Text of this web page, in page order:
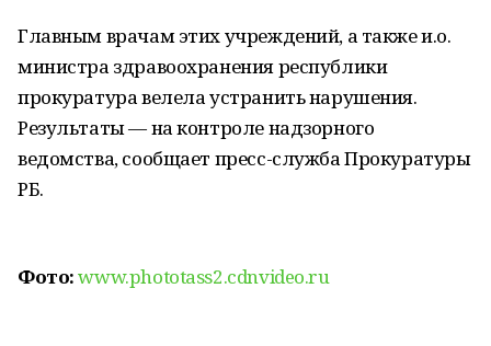
Главным врачам этих учреждений, а также и.о.
министра здравоохранения республики
прокуратура велела устранить нарушения.
Результаты — на контроле надзорного
ведомства, сообщает пресс-служба Прокуратуры
РБ.
Фото:www.phototass2.cdnvideo.ru